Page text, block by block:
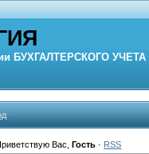
БУХГАЛТЕРСКОГО УЧЕТА
Вас ,Гость · RSS